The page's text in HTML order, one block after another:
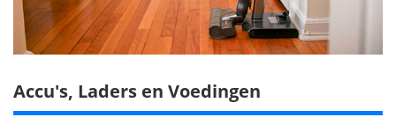
Accu's, Laders en Voedingen